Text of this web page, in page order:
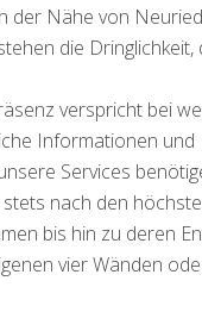
der Nähe von
die
verspricht bei
Informationen
Services
nach den
bis hin zu deren
vier Wänden